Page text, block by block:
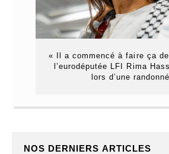
« Il a commencé à faire ça
l’eurodéputée LFI Rima
lors d’une
NOS DERNIERS ARTICLES